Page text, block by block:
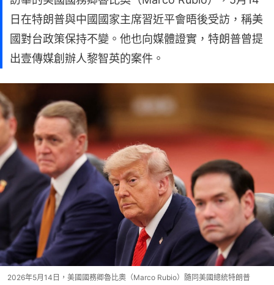
日在特朗普與中國國家主席習近平會晤後受訪，稱美
國對台政策保持不變。他也向媒體證實，特朗普曾提
出壹傳媒創辦人黎智英的案件。
2026年5月14日，美國國務卿魯比奧（Marco Rubio）隨同美國總統特朗普